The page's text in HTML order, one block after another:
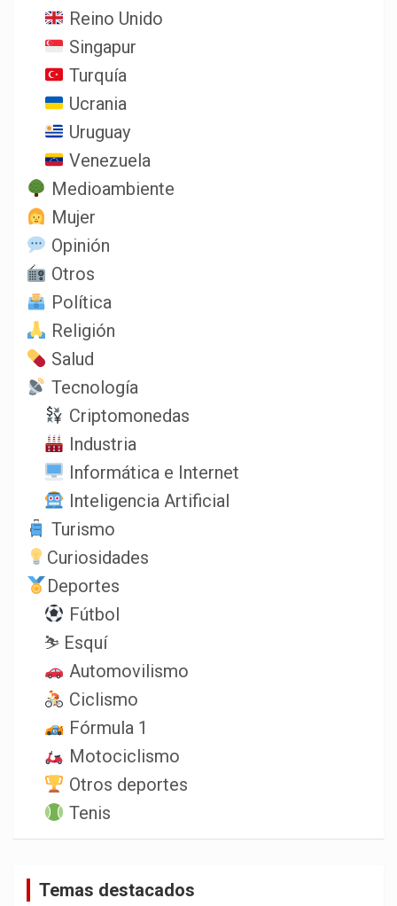
Reino Unido
Singapur
Turquía
Ucrania
Uruguay
Venezuela
Medioambiente
Mujer
Opinión
Otros
Política
Religión
Salud
Tecnología
Criptomonedas
Industria
Informática e Internet
Inteligencia Artificial
Turismo
Curiosidades
Deportes
Fútbol
⛷️ Esquí
Automovilismo
Ciclismo
Fórmula 1
Motociclismo
Otros deportes
Tenis
Temas destacados